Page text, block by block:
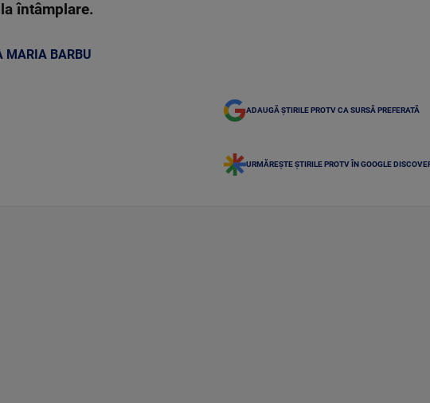
întâmplare.
MARIA BARBU
ADAUGĂ ȘTIRILE PROTV CA SURSĂ PREFERATĂ
URMĂREȘTE ȘTIRILE PROTV ÎN GOOGLE